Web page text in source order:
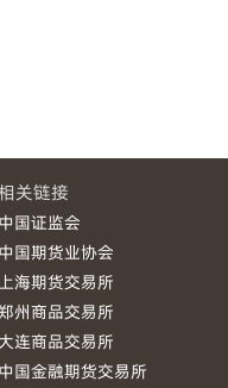
关链接
中国证监会
中国期货业协会
海期货交易所
州商品交易所
大连商品交易所
中国金融期货交易所